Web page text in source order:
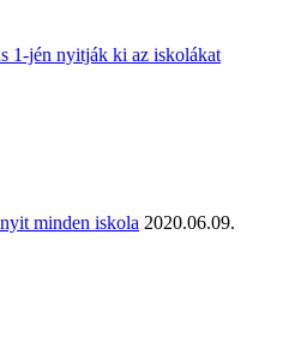
1-jén nyitják ki az iskolákat
minden iskola 2020.06.09.